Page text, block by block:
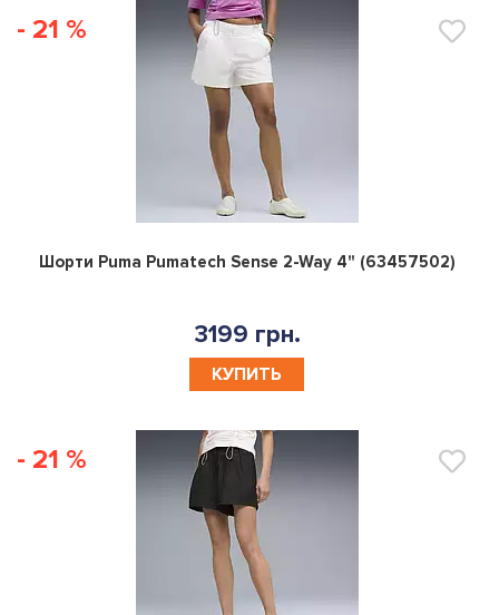
- 21 %
0
Шорти Puma Pumatech Sense 2-Way 4" (63457502)
3199 грн.
КУПИТЬ
- 21 %